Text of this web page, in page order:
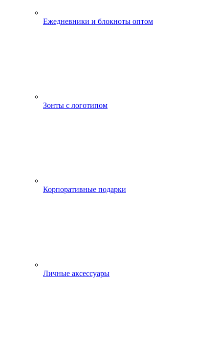
Ежедневники и блокноты оптом
Зонты с логотипом
Корпоративные подарки
Личные аксессуары